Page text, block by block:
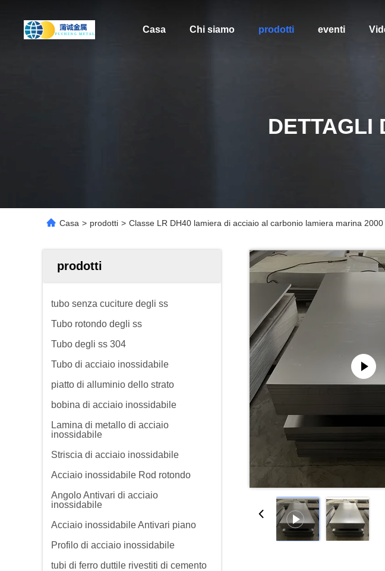
Casa Chi siamo prodotti eventi
DETTAGLI
Casa > prodotti > Classe LR DH40 lamiera di acciaio al carbonio lamiera marina
prodotti
tubo senza cuciture degli ss
Tubo rotondo degli ss
Tubo degli ss 304
Tubo di acciaio inossidabile
piatto di alluminio dello strato
bobina di acciaio inossidabile
Lamina di metallo di acciaio
inossidabile
Striscia di acciaio inossidabile
Acciaio inossidabile Rod rotondo
Angolo Antivari di acciaio
inossidabile
Acciaio inossidabile Antivari piano
Profilo di acciaio inossidabile
tubi di ferro duttile rivestiti di cemento